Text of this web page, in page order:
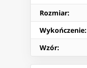
Rozmiar:
Wykończenie:
Wzór: